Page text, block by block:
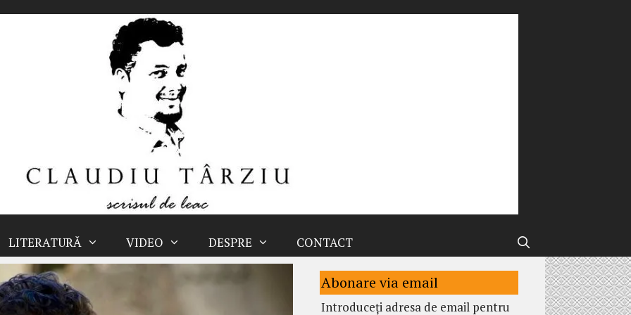
LITERATURĂ VIDEO DESPRE CONTACT
Abonare via email
Introduceți adresa de email pentru